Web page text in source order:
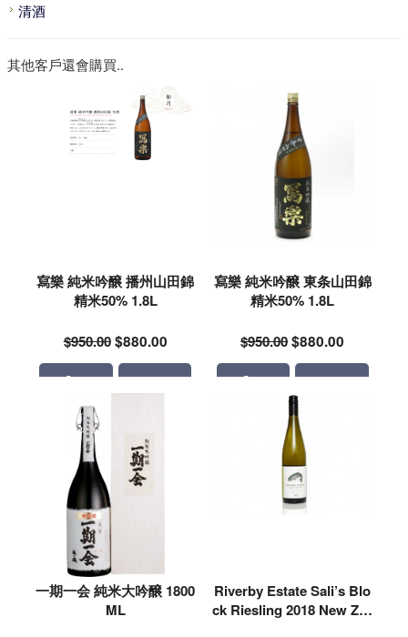
清酒
其他客戶還會購買..
寫樂 純米吟醸 播州山田錦
精米50% 1.8L
$950.00$880.00
寫樂 純米吟醸 東条山田錦
精米50% 1.8L
$950.00$880.00
一期一会 純米大吟醸 1800
ML
Riverby Estate Sali’s Blo
ck Riesling 2018 New Zea